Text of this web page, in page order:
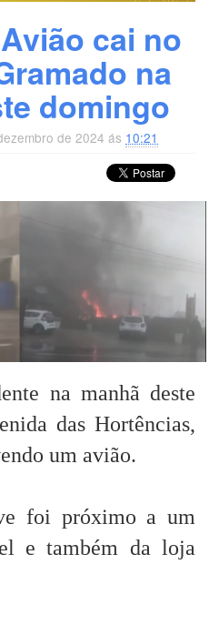
cai no
na
domingo
de 2024 ás 10:21
na manhã deste
das Hortências,
um avião.
foi próximo a um
e também da loja